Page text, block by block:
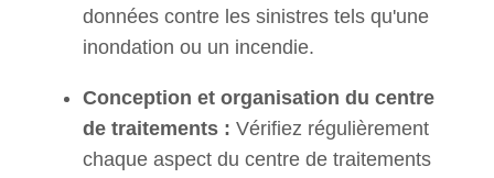
données contre les sinistres tels qu'une
inondation ou un incendie.
Conception et organisation du centre
de traitements : Vérifiez régulièrement
chaque aspect du centre de traitements